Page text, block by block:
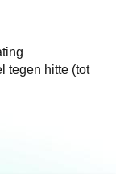
tegen hitte (tot